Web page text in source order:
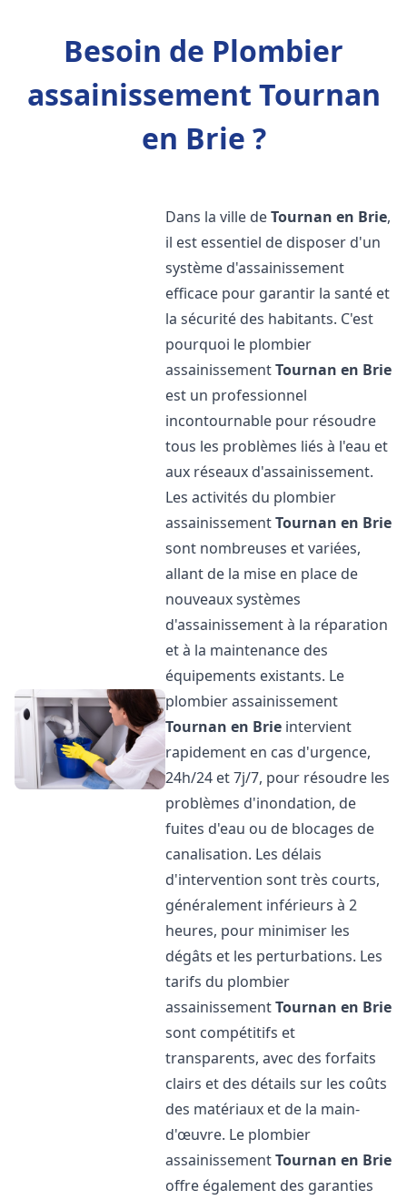
Besoin de Plombier
assainissement Tournan
en Brie ?
Dans la ville deTournan en Brie,
il est essentiel de disposer d'un
système d'assainissement
efficace pour garantir la santé et
la sécurité des habitants. C'est
pourquoi le plombier
assainissementTournan en Brie
est un professionnel
incontournable pour résoudre
tous les problèmes liés à l'eau et
aux réseaux d'assainissement.
Les activités du plombier
assainissementTournan en Brie
sont nombreuses et variées,
allant de la mise en place de
nouveaux systèmes
d'assainissement à la réparation
et à la maintenance des
équipements existants. Le
plombier assainissement
Tournan en Brie intervient
rapidement en cas d'urgence,
24h/24 et 7j/7, pour résoudre les
problèmes d'inondation, de
fuites d'eau ou de blocages de
canalisation. Les délais
d'intervention sont très courts,
généralement inférieurs à 2
heures, pour minimiser les
dégâts et les perturbations. Les
tarifs du plombier
assainissementTournan en Brie
sont compétitifs et
transparents, avec des forfaits
clairs et des détails sur les coûts
des matériaux et de la main-
d'œuvre. Le plombier
assainissementTournan en Brie
offre également des garanties